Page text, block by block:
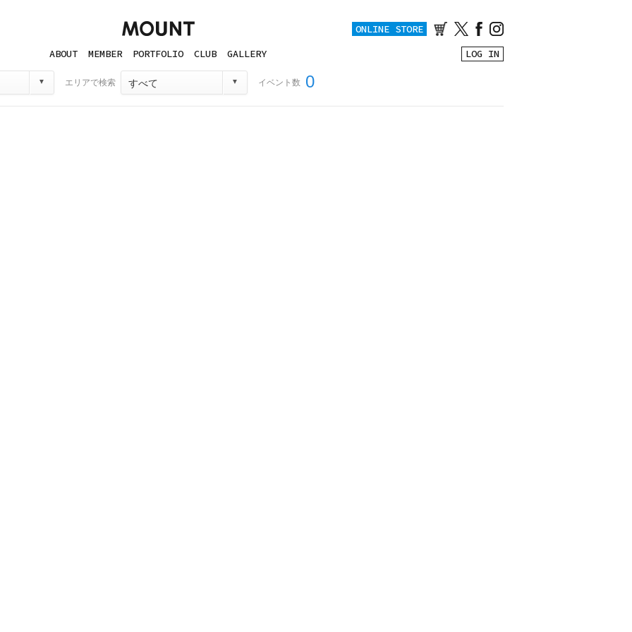
ABOUT
MEMBER PORTFOLIO CLUB GALLERY
ONLINE STORE
LOG IN
エリアで検索 イベント数 0